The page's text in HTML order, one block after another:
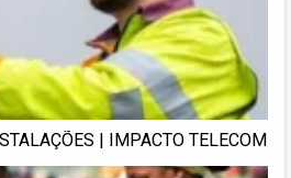
| IMPACTO TELECOM